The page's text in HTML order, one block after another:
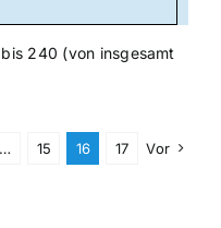
240 (von insgesamt
… 15 16 17 Vor